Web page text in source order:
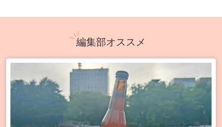
編集部オススメ